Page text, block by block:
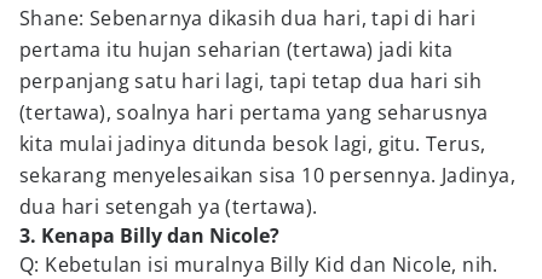
Shane: Sebenarnya dikasih dua hari, tapi di hari
pertama itu hujan seharian (tertawa) jadi kita
perpanjang satu hari lagi, tapi tetap dua hari sih
(tertawa), soalnya hari pertama yang seharusnya
kita mulai jadinya ditunda besok lagi, gitu. Terus,
sekarang menyelesaikan sisa 10 persennya. Jadinya,
dua hari setengah ya (tertawa).
3. Kenapa Billy dan Nicole?
Q: Kebetulan isi muralnya Billy Kid dan Nicole, nih.